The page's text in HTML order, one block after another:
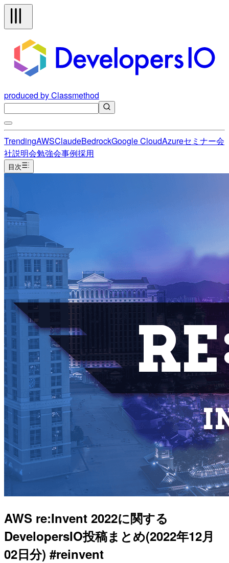
produced by Classmethod
TrendingAWSClaudeBedrockGoogle CloudAzureセミナー会
社説明会勉強会事例採用
目次
AWS re:Invent 2022に関する
DevelopersIO投稿まとめ(2022年12月
02日分) #reinvent